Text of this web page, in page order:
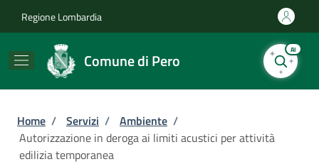
Regione Lombardia
Comune di Pero
AI
Briciole di pane
Home / Servizi / Ambiente /
Autorizzazione in deroga ai limiti acustici per attività
edilizia temporanea